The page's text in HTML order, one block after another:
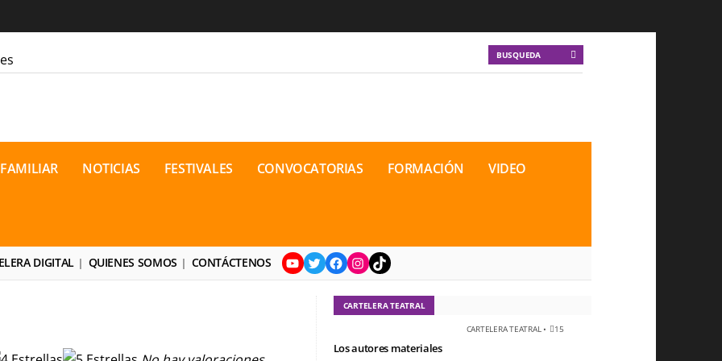
la cordura
de dramaturgia / 16 de agosto
NOTICIAS FESTIVALES CONVOCATORIAS FORMACIÓN VIDEO
DIGITAL QUIENES SOMOS CONTÁCTENOS YouTube
TwitterFacebook
Instagram
TikTok
CARTELERA TEATRAL
CARTELERA TEATRAL• 15
Los autores materiales